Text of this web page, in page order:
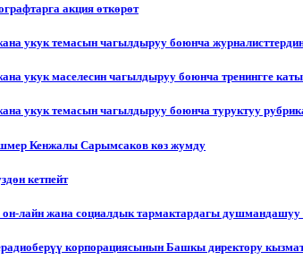
акция өткөрөт
укук темасын чагылдыруу боюнча
укук маселесин чагылдыруу боюнча тренингге
укук темасын чагылдыруу боюнча туруктуу
Кенжалы Сарымсаков көз жумду
кетпейт
лайн жана социалдык тармактардагы душмандашуу
корпорациясынын Башкы директору